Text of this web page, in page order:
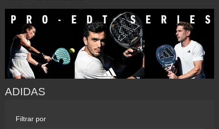
ADIDAS
Filtrar por